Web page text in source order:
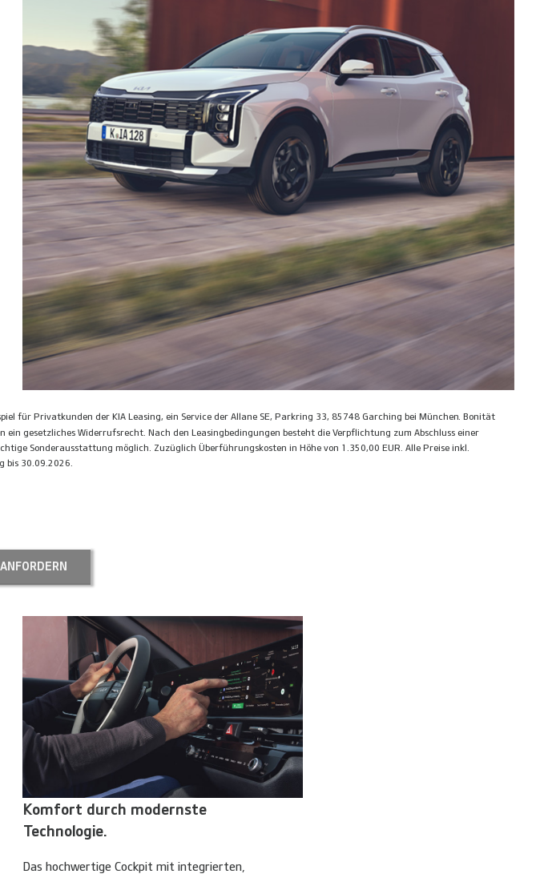
für Privatkunden der KIA Leasing, ein Service der Allane SE, Parkring 33, 85748 Garching bei München. Bonität
ein gesetzliches Widerrufsrecht. Nach den Leasingbedingungen besteht die Verpflichtung zum Abschluss einer
Sonderausstattung möglich. Zuzüglich Überführungskosten in Höhe von 1.350,00 EUR. Alle Preise inkl.
bis 30.09.2026.
Komfort durch modernste
Technologie.
Das hochwertige Cockpit mit integrierten,